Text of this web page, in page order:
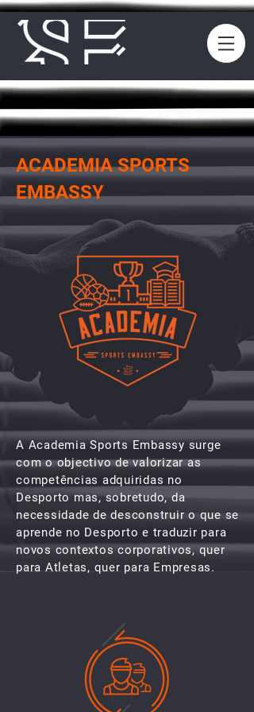
ACADEMIA SPORTS
EMBASSY
A Academia Sports Embassy surge
com o objectivo de valorizar as
competências adquiridas no
Desporto mas, sobretudo, da
necessidade de desconstruir o que se
aprende no Desporto e traduzir para
novos contextos corporativos, quer
para Atletas, quer para Empresas.